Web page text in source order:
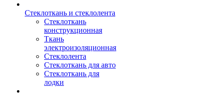
Стеклоткань и стеклолента
Стеклоткань
конструкционная
Ткань
электроизоляционная
Стеклолента
Стеклоткань для авто
Стеклоткань для
лодки